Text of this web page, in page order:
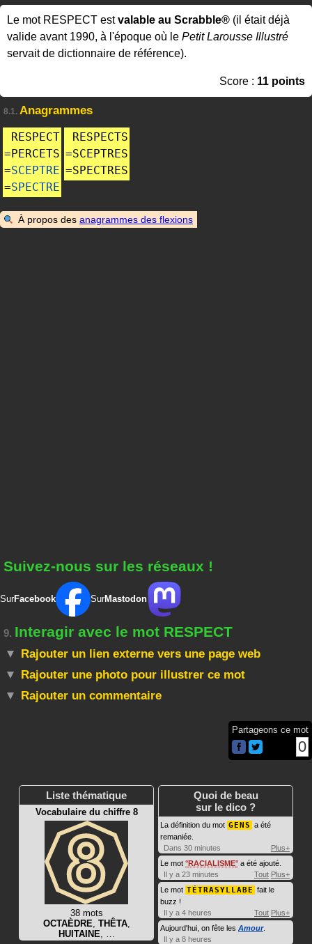
Le mot RESPECT estvalable au Scrabble® (il était déjà
valide avant 1990, à l'époque où le Petit Larousse Illustré
servait de dictionnaire de référence).
Score : 11 points
8.1. Anagrammes
RESPECT
=PERCETS
=SCEPTRE
=SPECTRE
RESPECTS
=SCEPTRES
=SPECTRES
À propos des anagrammes des flexions
Suivez-nous sur les réseaux !
SurFacebook SurMastodon
9. Interagir avec le mot RESPECT
Rajouter un lien externe vers une page web
Rajouter une photo pour illustrer ce mot
Rajouter un commentaire
Partageons ce mot
0
Liste thématique
Vocabulaire du chiffre 8
38 mots
OCTAÈDRE THÊTA,
HUITAINE
Quoi de beau
sur le dico ?
La définition du mot GENS a été
remaniée.
Dans 30 minutes
Plus+
Le mot RACIALISME a été ajouté.
Il y a 23 minutes
Tout Plus+
Le mot TÉTRASYLLABE fait le
buzz !
Il y a 4 heures
Tout Plus+
Aujourd'hui, on fête les Amour.
Il y a 8 heures